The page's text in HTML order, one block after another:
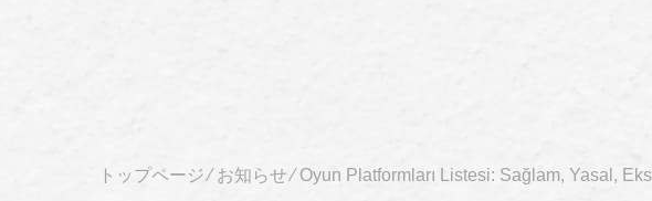
トップページ⁄ お知らせ⁄Oyun Platformları Listesi: Sağlam, Yasal,